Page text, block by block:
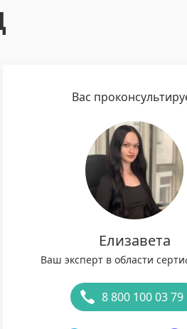
Вас
Елизавета
Ваш эксперт в области
8 800 100 03 79